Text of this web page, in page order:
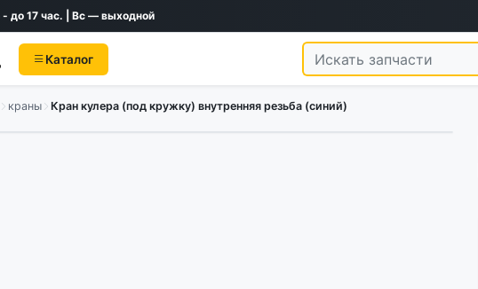
- до 17 час. | Вс — выходной
Каталог
краны Кран кулера (под кружку) внутренняя резьба (синий)